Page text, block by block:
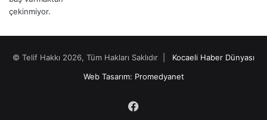
© Telif Hakkı 2026, Tüm Hakları Saklıdır | Kocaeli Haber Dünyası
Web Tasarım: Promedyanet